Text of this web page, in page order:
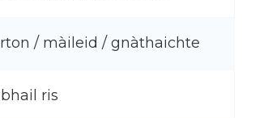
/ màileid / gnàthaichte
ris